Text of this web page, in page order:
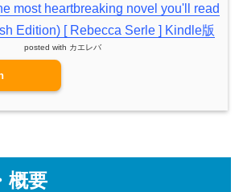
most heartbreaking novel you'll read
Edition) [ Rebecca Serle ] Kindle版
posted with カエレバ
概要